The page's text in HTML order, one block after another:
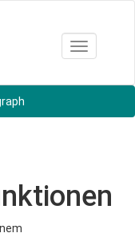
Toggle